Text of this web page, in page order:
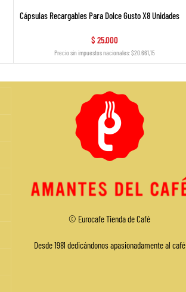
Cápsulas Recargables Para Dolce Gusto X8 Unidades
$ 25.000
Precio sin impuestos nacionales: $20.661,15
© EurocafeTienda de Café
Desde 1981 dedicándonos apasionadamente al café